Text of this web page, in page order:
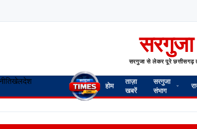
सरगुजा से लेकर पूरे
खेलदेश
होम
ताज़ा
खबरें
सरगुजा
संभाग